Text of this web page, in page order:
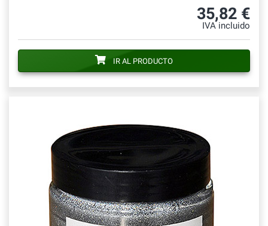
35,82 €
IVA incluido
IR AL PRODUCTO